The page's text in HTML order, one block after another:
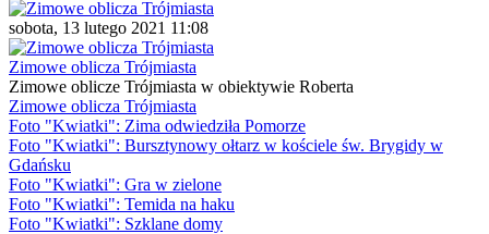
sobota, 13 lutego 2021 11:08
Zimowe oblicza Trójmiasta
Zimowe oblicze Trójmiasta w obiektywie Roberta
Zimowe oblicza Trójmiasta
Foto "Kwiatki": Zima odwiedziła Pomorze
Foto "Kwiatki": Bursztynowy ołtarz w kościele św. Brygidy w
Gdańsku
Foto "Kwiatki": Gra w zielone
Foto "Kwiatki": Temida na haku
Foto "Kwiatki": Szklane domy